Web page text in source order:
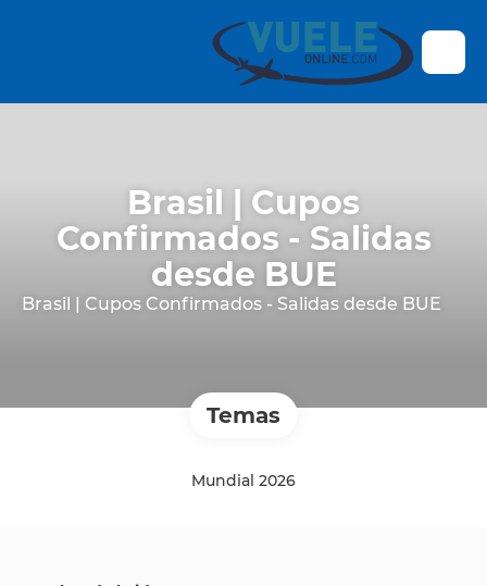
Brasil | Cupos
Confirmados - Salidas
desde BUE
Brasil | Cupos Confirmados - Salidas desde BUE
Temas
Mundial 2026